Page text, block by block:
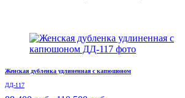
Женская дубленка удлиненная с капюшоном
ДД-117